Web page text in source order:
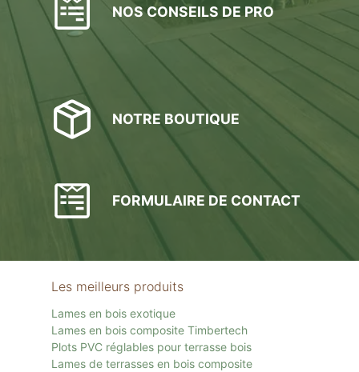
NOS CONSEILS DE PRO
NOTRE BOUTIQUE
FORMULAIRE DE CONTACT
Les meilleurs produits
Lames en bois exotique
Lames en bois composite Timbertech
Plots PVC réglables pour terrasse bois
Lames de terrasses en bois composite